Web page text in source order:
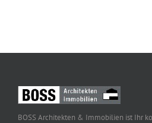
BOSS Architekten & Immobilien ist Ihr